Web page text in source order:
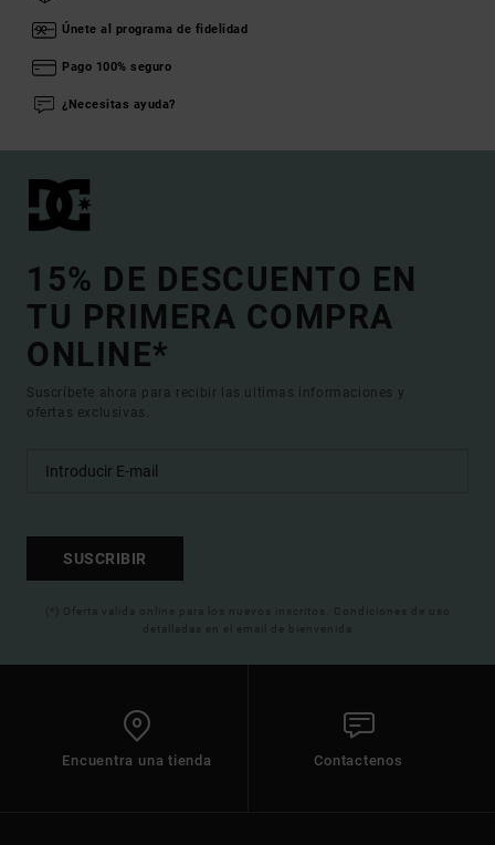
Únete al programa de fidelidad
Pago 100% seguro
¿Necesitas ayuda?
15% DE DESCUENTO EN
TU PRIMERA COMPRA
ONLINE*
Suscríbete ahora para recibir las ultimas informaciones y
ofertas exclusivas.
SUSCRIBIR
(*) Oferta valida online para los nuevos inscritos. Condiciones de uso
detalladas en el email de bienvenida
Encuentra una tienda Contactenos